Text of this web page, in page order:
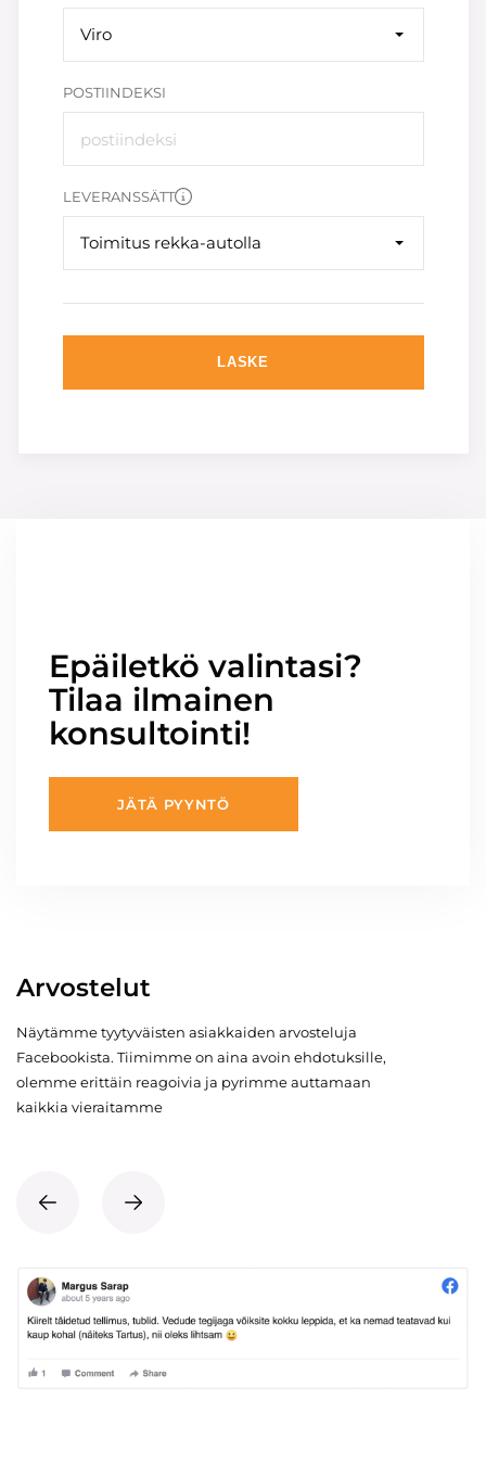
Viro
POSTIINDEKSI
LEVERANSSÄTT
Toimitus rekka-autolla
LASKE
Epäiletkö valintasi?
Tilaa ilmainen
konsultointi!
JÄTÄ PYYNTÖ
Arvostelut
Näytämme tyytyväisten asiakkaiden arvosteluja
Facebookista. Tiimimme on aina avoin ehdotuksille,
olemme erittäin reagoivia ja pyrimme auttamaan
kaikkia vieraitamme